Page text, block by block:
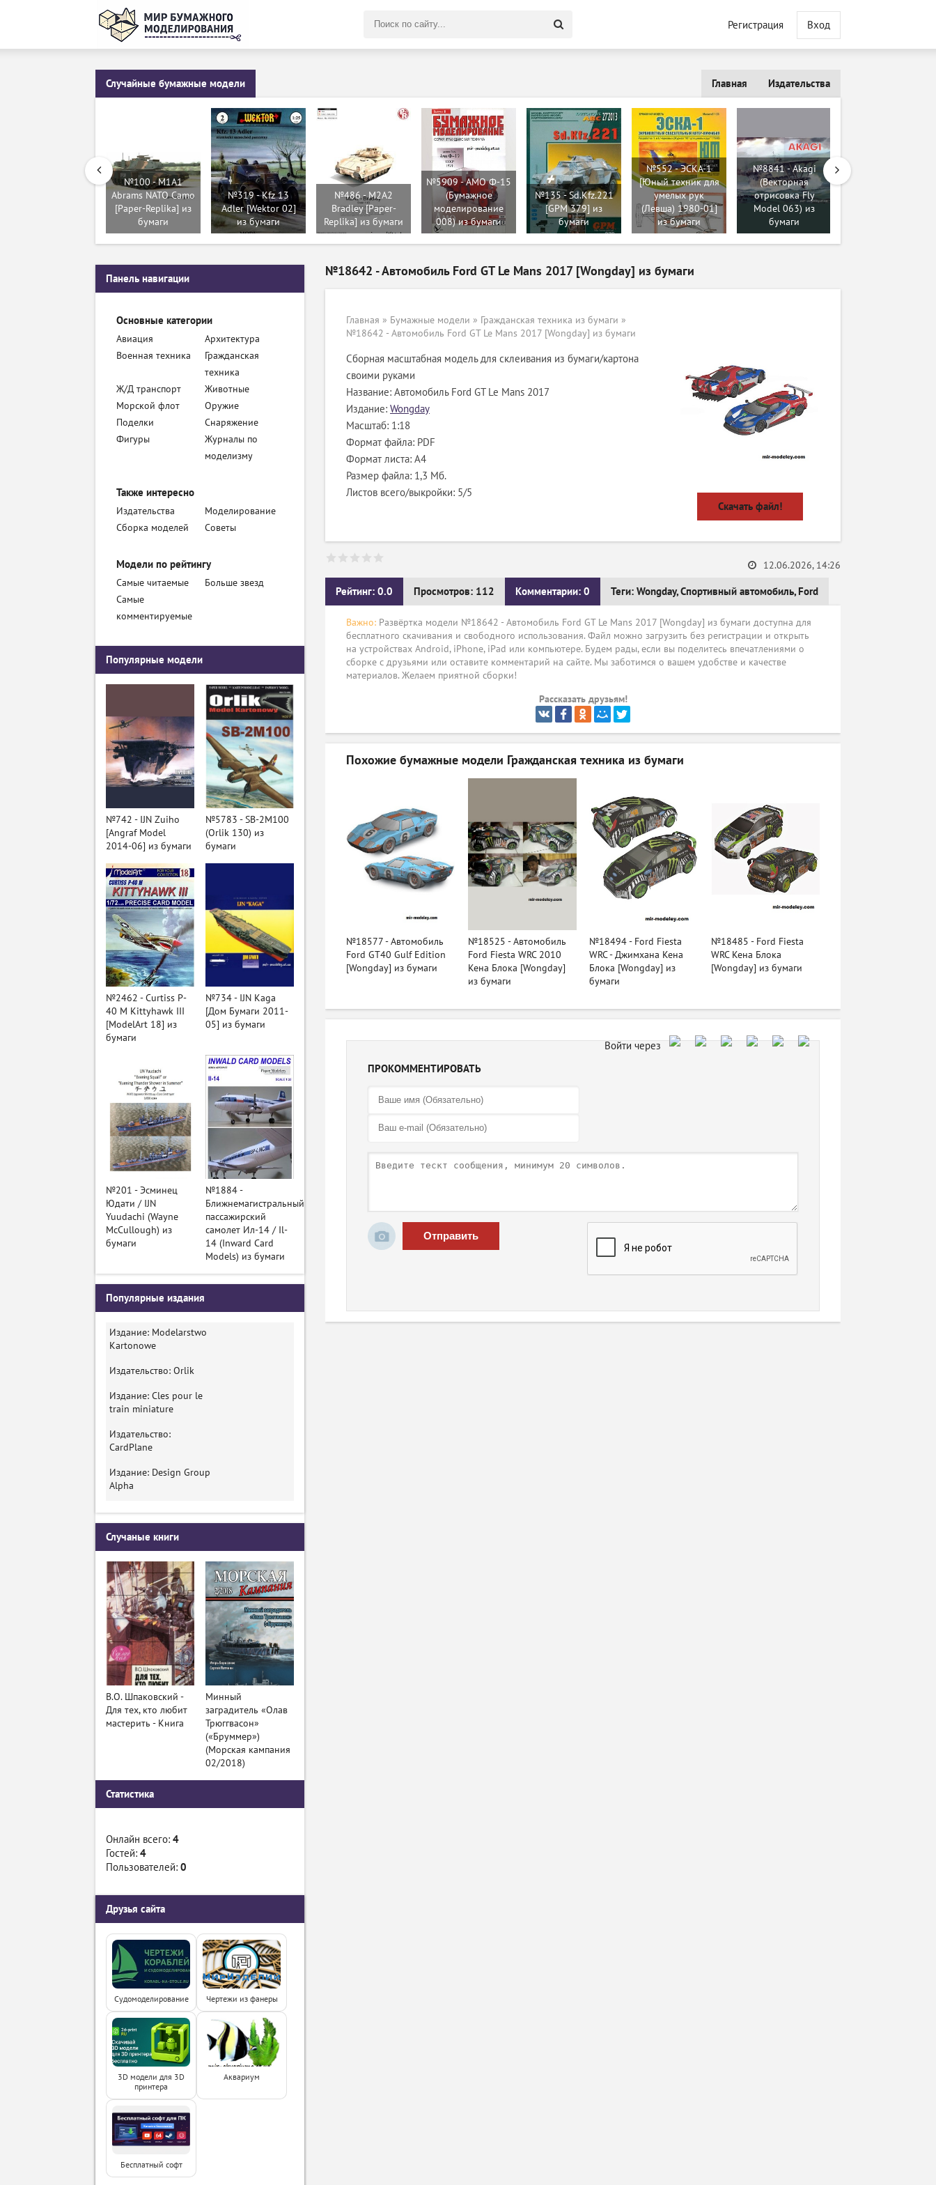
Регистрация Вход
Случайные бумажные модели Издательства
Главная
№100 - M1A1
Abrams NATO Camo
[Paper-Replika] из
бумаги
№319 - Kfz 13
Adler [Wektor 02]
из бумаги
№486 - M2A2
Bradley [Paper-
Replika] из бумаги
№5909 - АМО Ф-15
(Бумажное
моделирование
008) из бумаги
№135 - Sd.Kfz.221
[GPM 379] из
бумаги
№552 - ЭСКА-1
[Юный техник для
умелых рук
(Левша) 1980-01]
из бумаги
№8841 - Akagi
(Векторная
отрисовка Fly
Model 063) из
бумаги
№18642 - Автомобиль Ford GT Le Mans 2017 [Wongday] из бумаги
Главная » Бумажные модели » Гражданская техника из бумаги »
№18642 - Автомобиль Ford GT Le Mans 2017 [Wongday] из бумаги
Сборная масштабная модель для склеивания из бумаги/картона
своими руками
Название: Автомобиль Ford GT Le Mans 2017
Издание: Wongday
Масштаб: 1:18
Формат файла: PDF
Формат листа: А4
Размер файла: 1,3 Мб.
Листов всего/выкройки: 5/5
Скачать файл!
Рейтинг: 0.0 Просмотров: 112 Комментарии: 0 Теги: Wongday,Спортивный автомобиль, Ford
12.06.2026, 14:26
Важно: Развёртка модели №18642 - Автомобиль Ford GT Le Mans 2017 [Wongday] из бумаги доступна для
бесплатного скачивания и свободного использования. Файл можно загрузить без регистрации и открыть
на устройствах Android, iPhone, iPad или компьютере. Будем рады, если вы поделитесь впечатлениями о
сборке с друзьями или оставите комментарий на сайте. Мы заботимся о вашем удобстве и качестве
материалов. Желаем приятной сборки!
Рассказать друзьям!
Похожие бумажные модели Гражданская техника из бумаги
№18577 - Автомобиль
Ford GT40 Gulf Edition
[Wongday] из бумаги
№18525 - Автомобиль
Ford Fiesta WRC 2010
Кена Блока [Wongday]
из бумаги
№18494 - Ford Fiesta
WRC - Джимхана Кена
Блока [Wongday] из
бумаги
№18485 - Ford Fiesta
WRC Кена Блока
[Wongday] из бумаги
ПРОКОММЕНТИРОВАТЬ
Отправить
Панель навигации
Основные категории
Авиация
Архитектура
Военная техника
Гражданская
техника
Ж/Д транспорт
Животные
Морской флот
Оружие
Поделки
Снаряжение
Фигуры
Журналы по
моделизму
Также интересно
Издательства
Моделирование
Сборка моделей
Советы
Модели по рейтингу
Самые читаемые
Больше звезд
Самые
комментируемые
Популярные модели
№742 - IJN Zuiho
[Angraf Model
2014-06] из бумаги
№5783 - SB-2M100
(Orlik 130) из
бумаги
№2462 - Curtiss P-
40 M Kittyhawk III
[ModelArt 18] из
бумаги
№734 - IJN Kaga
[Дом Бумаги 2011-
05] из бумаги
№201 - Эсминец
Юдати / IJN
Yuudachi (Wayne
McCullough) из
бумаги
№1884 -
Ближнемагистральный
пассажирский
самолет Ил-14 / Il-
14 (Inward Card
Models) из бумаги
Популярные издания
Издание: Modelarstwo
Kartonowe
Издательство: Orlik
Издание: Cles pour le
train miniature
Издательство:
CardPlane
Издание: Design Group
Alpha
Случаные книги
В.О. Шпаковский -
Для тех, кто любит
мастерить - Книга
Минный
заградитель «Олав
Трюггвасон»
(«Бруммер»)
(Морская кампания
02/2018)
Статистика
Онлайн всего: 4
Гостей: 4
Пользователей: 0
Друзья сайта
Судомоделирование Чертежи из фанеры
3D модели для 3D
принтера
Аквариум
Бесплатный софт